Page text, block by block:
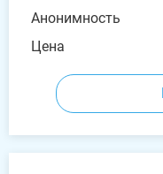
Анонимность
Цена